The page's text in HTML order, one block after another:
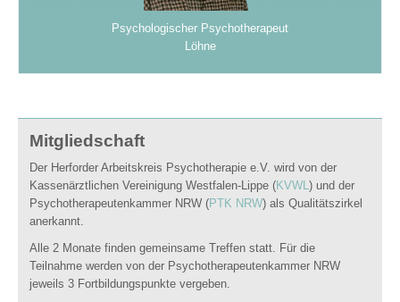
Psychologischer Psychotherapeut
Löhne
Mitgliedschaft
Der Herforder Arbeitskreis Psychotherapie e.V. wird von der
Kassenärztlichen Vereinigung Westfalen-Lippe (KVWL) und der
Psychotherapeutenkammer NRW (PTK NRW) als Qualitätszirkel
anerkannt.
Alle 2 Monate finden gemeinsame Treffen statt. Für die
Teilnahme werden von der Psychotherapeutenkammer NRW
jeweils 3 Fortbildungspunkte vergeben.